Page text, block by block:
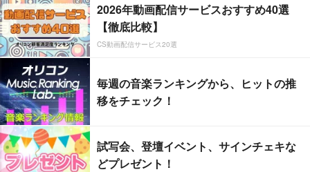
2026年動画配信サービスおすすめ40選
【徹底比較】
CS動画配信サービス20選
毎週の音楽ランキングから、ヒットの推
移をチェック！
試写会、登壇イベント、サインチェキな
どプレゼント！